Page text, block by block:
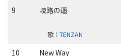
9
岐路の遥
歌： TENZAN
10
New Way